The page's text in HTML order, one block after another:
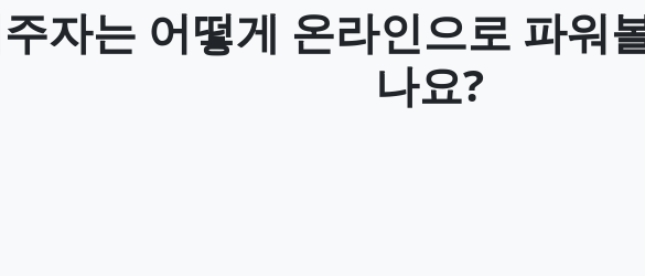
자는 어떻게 온라인으로 파워
나요?